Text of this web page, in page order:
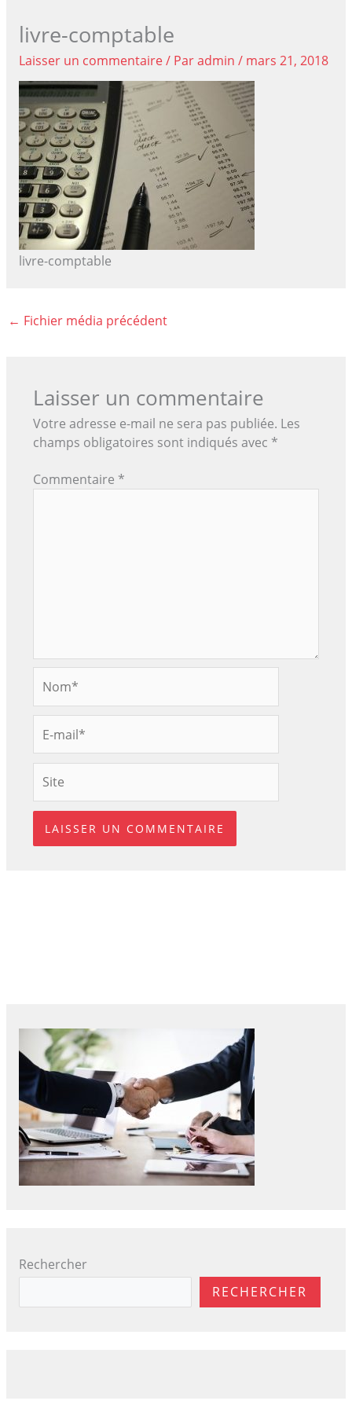
livre-comptable
Laisser un commentaire/ Paradmin / mars 21, 2018
livre-comptable
← Fichier média précédent
Laisser un commentaire
Votre adresse e-mail ne sera pas publiée. Les
champs obligatoires sont indiqués avec *
Commentaire *
mail*
Rechercher
RECHERCHER